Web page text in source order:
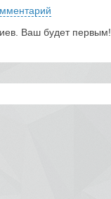
Ваш будет первым!